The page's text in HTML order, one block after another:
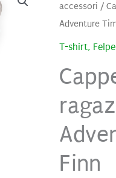
accessori /
Adventure
T-shirt,
Finn